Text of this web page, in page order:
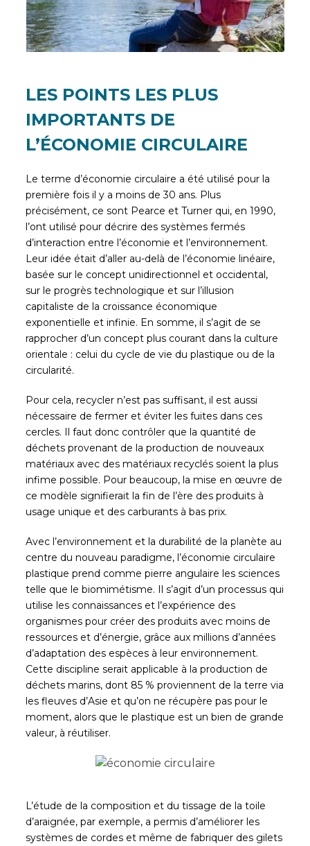
LES POINTS LES PLUS
IMPORTANTS DE
L’ÉCONOMIE CIRCULAIRE
Le terme d’économie circulaire a été utilisé pour la
première fois il y a moins de 30 ans. Plus
précisément, ce sont Pearce et Turner qui, en 1990,
l’ont utilisé pour décrire des systèmes fermés
d’interaction entre l’économie et l’environnement.
Leur idée était d’aller au-delà de l’économie linéaire,
basée sur le concept unidirectionnel et occidental,
sur le progrès technologique et sur l’illusion
capitaliste de la croissance économique
exponentielle et infinie. En somme, il s’agit de se
rapprocher d’un concept plus courant dans la culture
orientale : celui du cycle de vie du plastique ou de la
circularité.
Pour cela, recycler n’est pas suffisant, il est aussi
nécessaire de fermer et éviter les fuites dans ces
cercles. Il faut donc contrôler que la quantité de
déchets provenant de la production de nouveaux
matériaux avec des matériaux recyclés soient la plus
infime possible. Pour beaucoup, la mise en œuvre de
ce modèle signifierait la fin de l’ère des produits à
usage unique et des carburants à bas prix.
Avec l’environnement et la durabilité de la planète au
centre du nouveau paradigme, l’économie circulaire
plastique prend comme pierre angulaire les sciences
telle que le biomimétisme. Il s’agit d’un processus qui
utilise les connaissances et l’expérience des
organismes pour créer des produits avec moins de
ressources et d’énergie, grâce aux millions d’années
d’adaptation des espèces à leur environnement.
Cette discipline serait applicable à la production de
déchets marins, dont 85 % proviennent de la terre via
les fleuves d’Asie et qu’on ne récupère pas pour le
moment, alors que le plastique est un bien de grande
valeur, à réutiliser.
L’étude de la composition et du tissage de la toile
d’araignée, par exemple, a permis d’améliorer les
systèmes de cordes et même de fabriquer des gilets